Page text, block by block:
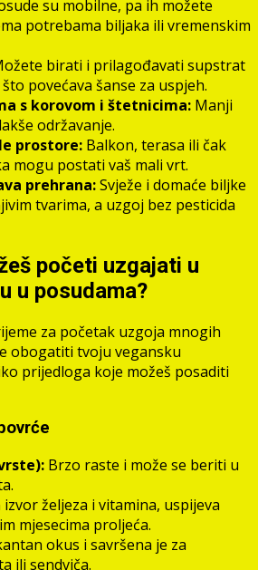
su mobilne, pa ih možete
potrebama biljaka ili vremenskim
birati i prilagođavati supstrat
povećava šanse za uspjeh.
s korovom i štetnicima: Manji
održavanje.
prostore: Balkon, terasa ili čak
mogu postati vaš mali vrt.
prehrana:Svježe i domaće biljke
tvarima, a uzgoj bez pesticida
početi uzgajati u
u posudama?
za početak uzgoja mnogih
obogatiti tvoju vegansku
prijedloga koje možeš posaditi
Brzo raste i može se beriti u
izvor željeza i vitamina, uspijeva
mjesecima proljeća.
okus i savršena je za
ili sendviča.